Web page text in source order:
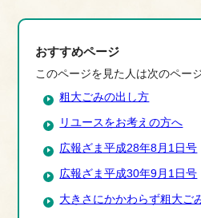
おすすめページ
このページを見た人は次のペー
粗大ごみの出し方
リユースをお考えの方へ
広報ざま平成28年8月1日号
広報ざま平成30年9月1日号
大きさにかかわらず粗大ご